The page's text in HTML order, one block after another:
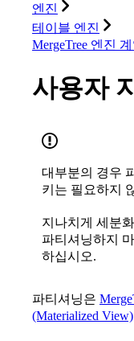
엔진
테이블 엔진
MergeTree 엔진
사용자
대부분의 경우
키는 필요하지
지나치게 세분
파티셔닝하지
하십시오.
파티셔닝은
(Materialized View)